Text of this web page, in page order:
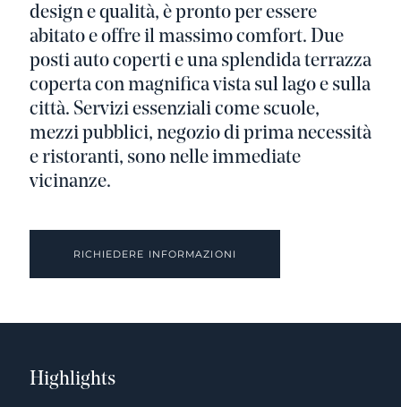
design e qualità, è pronto per essere
abitato e offre il massimo comfort. Due
posti auto coperti e una splendida terrazza
coperta con magnifica vista sul lago e sulla
città. Servizi essenziali come scuole,
mezzi pubblici, negozio di prima necessità
e ristoranti, sono nelle immediate
vicinanze.
RICHIEDERE INFORMAZIONI
Highlights